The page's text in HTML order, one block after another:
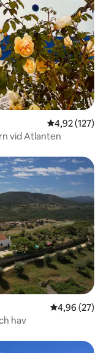
4,92 av 5 i
4,92 (127)
vid Atlanten
4,96 av 5 i
4,96 (27)
hav